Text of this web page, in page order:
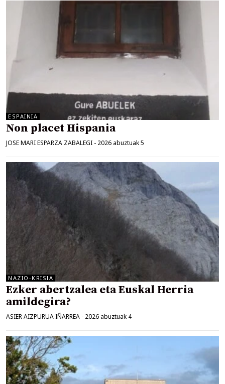
ESPAINIA
Non placet Hispania
JOSE MARI ESPARZA ZABALEGI - 2026 abuztuak 5
NAZIO-KRISIA
Ezker abertzalea eta Euskal Herria
amildegira?
ASIER AIZPURUA IÑARREA - 2026 abuztuak 4